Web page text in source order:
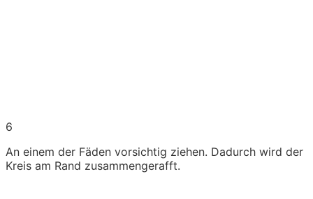
6
An einem der Fäden vorsichtig ziehen. Dadurch wird der
Kreis am Rand zusammengerafft.